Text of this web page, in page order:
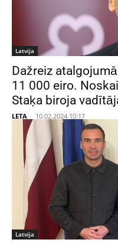
Latvija
Dažreiz
11 000 eiro.
Staķa biroja
LETA - 10.02.2024 10:17
Latvija